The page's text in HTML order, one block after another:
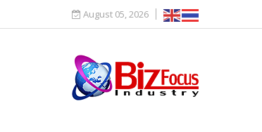
August 05, 2026